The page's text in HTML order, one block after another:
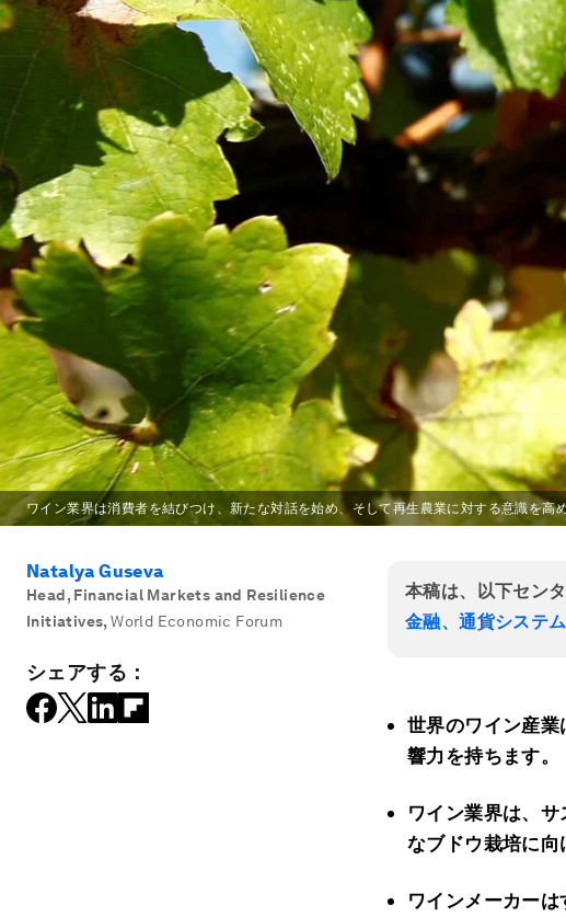
ワイン業界は消費者を結びつけ、新たな対話を始め、そして再生農業に対する意識を高
Natalya Guseva
Head, Financial Markets and Resilience
Initiatives, World Economic Forum
シェアする：
本稿は、以下セン
金融、通貨システム
世界のワイン産
響力を持ちます。
ワイン業界は、
なブドウ栽培に向
ワインメーカー